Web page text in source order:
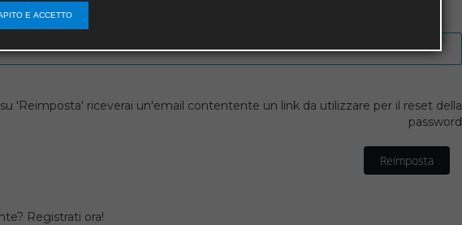
'Reimposta' riceverai un'email contentente un link da utilizzare per il reset della
password
Reimposta
Registrati ora!
E ACCETTO